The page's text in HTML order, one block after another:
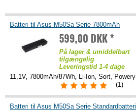
Batteri til Asus M50Sa Serie 7800mAh
599,00 DKK *
På lager & umiddelbart
tilgængelig
Leveringstid 1-4 dage
11,1V, 7800mAh/87Wh, Li-Ion, Sort, Powery
(1)
Batteri til Asus M50Sa Serie Standardbatteri